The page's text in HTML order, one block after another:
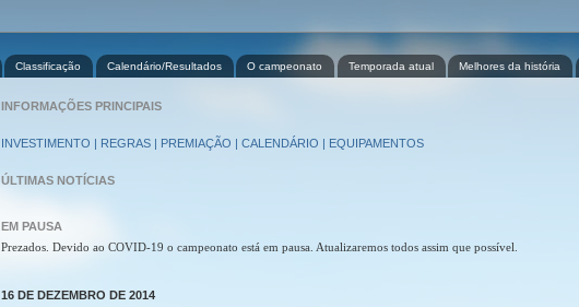
Classificação Calendário/Resultados O campeonato Temporada atual Melhores da história
INFORMAÇÕES PRINCIPAIS
INVESTIMENTO | REGRAS | PREMIAÇÃO | CALENDÁRIO | EQUIPAMENTOS
ÚLTIMAS NOTÍCIAS
EM PAUSA
Prezados. Devido ao COVID-19 o campeonato está em pausa. Atualizaremos todos assim que possível.
16 DE DEZEMBRO DE 2014